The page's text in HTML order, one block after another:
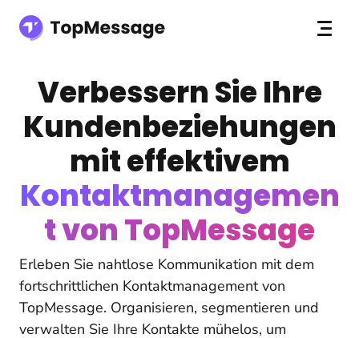
Verbessern Sie Ihre
Kundenbeziehungen
mit effektivem
Kontaktmanagemen
t von TopMessage
Erleben Sie nahtlose Kommunikation mit dem
fortschrittlichen Kontaktmanagement von
TopMessage. Organisieren, segmentieren und
verwalten Sie Ihre Kontakte mühelos, um